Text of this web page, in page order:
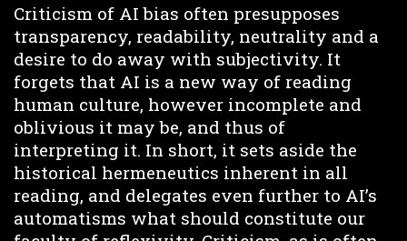
Criticism of AI bias often presupposes
transparency, readability, neutrality and a
desire to do away with subjectivity. It
forgets that AI is a new way of reading
human culture, however incomplete and
oblivious it may be, and thus of
interpreting it. In short, it sets aside the
historical hermeneutics inherent in all
reading, and delegates even further to AI’s
automatisms what should constitute our